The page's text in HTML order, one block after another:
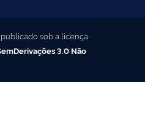
sob a licença
3.0 Não